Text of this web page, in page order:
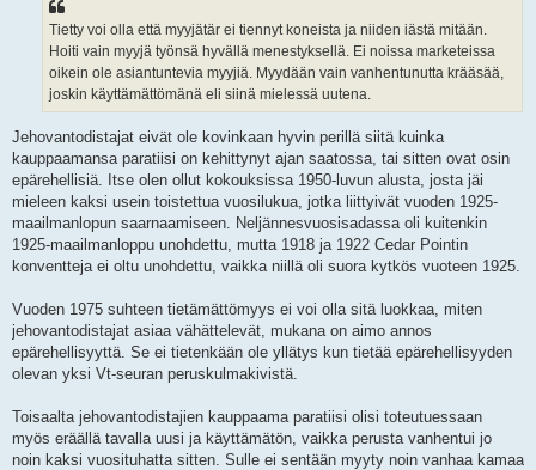
Tietty voi olla että myyjätär ei tiennyt koneista ja niiden iästä mitään.
Hoiti vain myyjä työnsä hyvällä menestyksellä. Ei noissa marketeissa
oikein ole asiantuntevia myyjiä. Myydään vain vanhentunutta krääsää,
joskin käyttämättömänä eli siinä mielessä uutena.
Jehovantodistajat eivät ole kovinkaan hyvin perillä siitä kuinka
kauppaamansa paratiisi on kehittynyt ajan saatossa, tai sitten ovat osin
epärehellisiä. Itse olen ollut kokouksissa 1950-luvun alusta, josta jäi
mieleen kaksi usein toistettua vuosilukua, jotka liittyivät vuoden 1925-
maailmanlopun saarnaamiseen. Neljännesvuosisadassa oli kuitenkin
1925-maailmanloppu unohdettu, mutta 1918 ja 1922 Cedar Pointin
konventteja ei oltu unohdettu, vaikka niillä oli suora kytkös vuoteen 1925.
Vuoden 1975 suhteen tietämättömyys ei voi olla sitä luokkaa, miten
jehovantodistajat asiaa vähättelevät, mukana on aimo annos
epärehellisyyttä. Se ei tietenkään ole yllätys kun tietää epärehellisyyden
olevan yksi Vt-seuran peruskulmakivistä.
Toisaalta jehovantodistajien kauppaama paratiisi olisi toteutuessaan
myös eräällä tavalla uusi ja käyttämätön, vaikka perusta vanhentui jo
noin kaksi vuosituhatta sitten. Sulle ei sentään myyty noin vanhaa kamaa